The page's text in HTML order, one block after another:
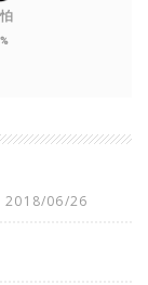
2018/06/26